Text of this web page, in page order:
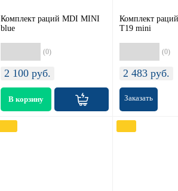
Комплект раций MDI MINI
blue
(0)
2 100 руб.
Комплект
T19 mini
(0)
2 483 руб.
Заказать